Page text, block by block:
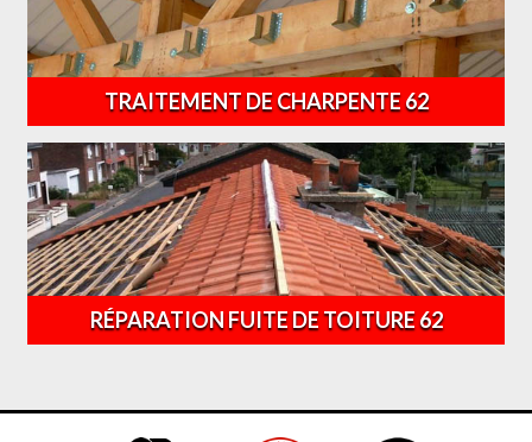
TRAITEMENT DE CHARPENTE 62
RÉPARATION FUITE DE TOITURE 62